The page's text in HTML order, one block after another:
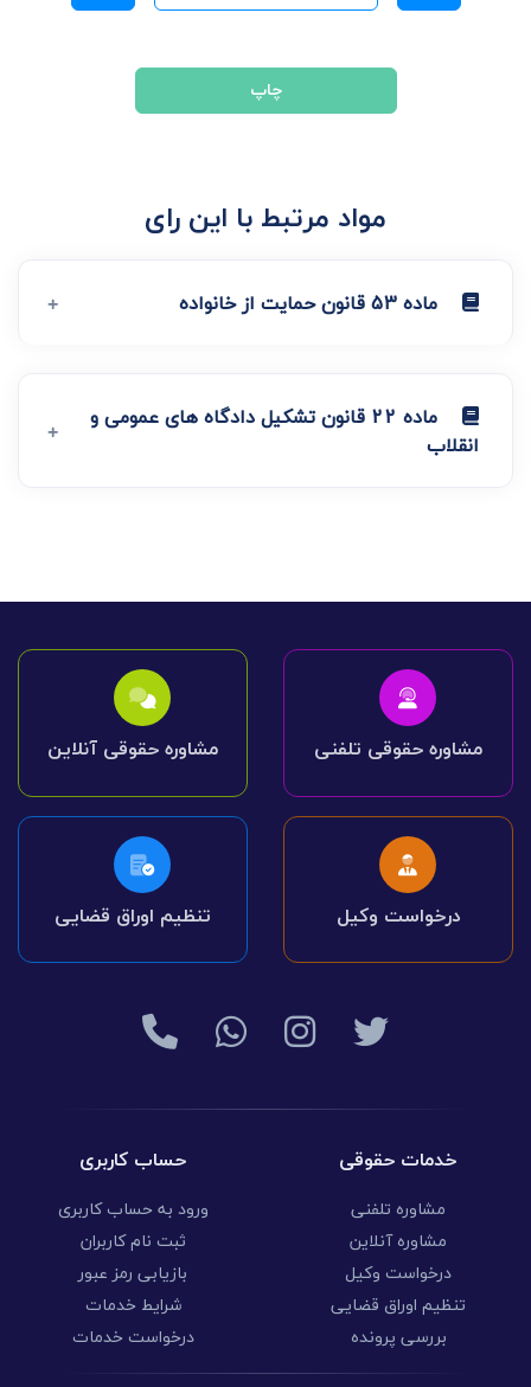
چاپ
مواد مرتبط با این رای
ماده 53 قانون حمایت از خانواده
ماده 22 قانون تشکیل دادگاه های عمومی و
انقلاب
مشاوره حقوقی تلفنی مشاوره حقوقی آنلاین
درخواست وکیل تنظیم اوراق قضایی
خدمات حقوقی
مشاوره تلفنی
مشاوره آنلاین
درخواست وکیل
تنظیم اوراق قضایی
بررسی پرونده
حساب کاربری
ورود به حساب کاربری
ثبت نام کاربران
بازیابی رمز عبور
شرایط خدمات
درخواست خدمات